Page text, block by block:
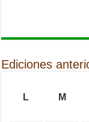
Ediciones
L
M